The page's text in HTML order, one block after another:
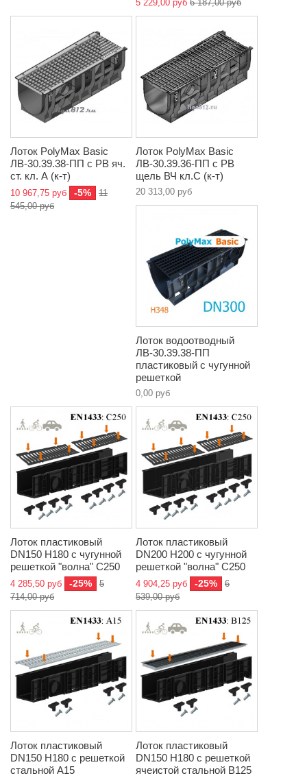
5 229,00 руб 6 187,00 руб
Лоток PolyMax Basic
ЛВ-30.39.38-ПП с РВ яч.
ст. кл. А (к-т)
10 967,75 руб -5%
11
545,00 руб
Лоток PolyMax Basic
ЛВ-30.39.36-ПП с РВ
щель ВЧ кл.C (к-т)
20 313,00 руб
Лоток водоотводный
ЛВ-30.39.38-ПП
пластиковый с чугунной
решеткой
0,00 руб
Лоток пластиковый
DN150 H180 с чугунной
решеткой "волна" C250
4 285,50 руб -25%
5
714,00 руб
Лоток пластиковый
DN200 H200 с чугунной
решеткой "волна" C250
4 904,25 руб -25%
6
539,00 руб
Лоток пластиковый
DN150 H180 с решеткой
стальной A15
Лоток пластиковый
DN150 H180 с решеткой
ячеистой стальной B125